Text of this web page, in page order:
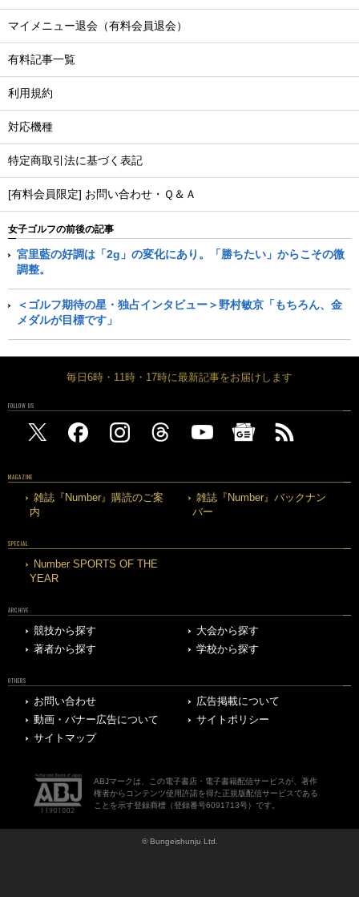
マイメニュー退会（有料会員退会）
有料記事一覧
利用規約
対応機種
特定商取引法に基づく表記
[有料会員限定] お問い合わせ・Ｑ＆Ａ
女子ゴルフの前後の記事
宮里藍の好調は「2g」の変化にあり。「勝ちたい」からこその微
調整。
＜ゴルフ期待の星・独占インタビュー＞野村敏京「もちろん、金
メダルが目標です」
毎日6時・11時・17時に最新記事をお届けします
FOLLOW US
MAGAZINE
雑誌『Number』購読のご案
内
雑誌『Number』バックナン
バー
SPECIAL
Number SPORTS OF THE
YEAR
ARCHIVE
競技から探す
大会から探す
著者から探す
学校から探す
OTHERS
お問い合わせ
広告掲載について
動画・バナー広告について
サイトポリシー
サイトマップ
ABJマークは、この電子書店・電子書籍配信サービスが、著作
権者からコンテンツ使用許諾を得た正規版配信サービスである
ことを示す登録商標（登録番号6091713号）です。
© Bungeishunju Ltd.